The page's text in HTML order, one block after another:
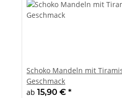
Schoko Mandeln mit
Geschmack
ab15,90 €*